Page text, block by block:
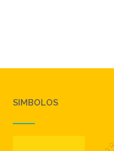
SIMBOLOS